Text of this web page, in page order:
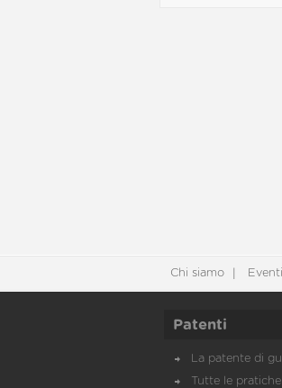
Chi siamo Eventi
Patenti
La patente di
Tutte le pratiche